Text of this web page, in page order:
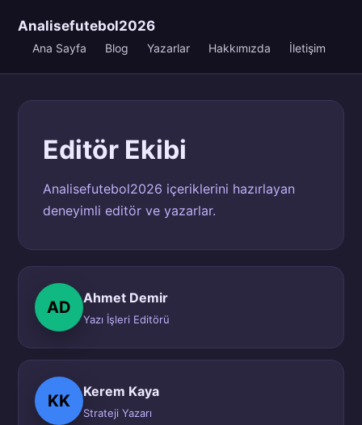
Analisefutebol2026
Ana Sayfa Blog Yazarlar Hakkımızda İletişim
Editör Ekibi
Analisefutebol2026 içeriklerini hazırlayan
deneyimli editör ve yazarlar.
AD
Ahmet Demir
Yazı İşleri Editörü
KK
Kerem Kaya
Strateji Yazarı